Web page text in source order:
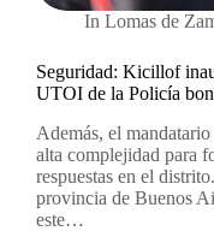
In Lomas de
Seguridad: Kicillof
UTOI de la Policía
Además, el
alta complejidad para
respuestas en el
provincia de Buenos
este…